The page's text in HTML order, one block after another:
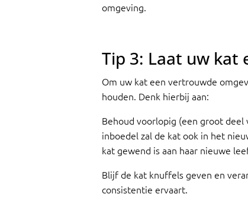
omgeving.
Tip 3: Laat uw kat
Om uw kat een vertrouwde
houden. Denk hierbij aan:
Behoud voorlopig (een groot
inboedel zal de kat ook in het
kat gewend is aan haar nieuwe
Blijf de kat knuffels geven en
consistentie ervaart.